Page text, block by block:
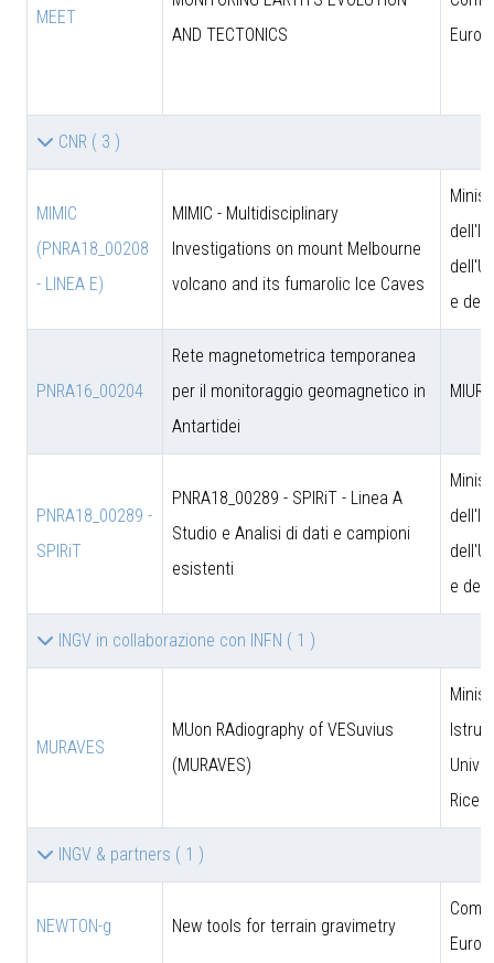
MEET
AND TECTONICS
CNR ( 3 )
MIMIC
(PNRA18_00208
- LINEA E)
MIMIC - Multidisciplinary
Investigations on mount Melbourne
volcano and its fumarolic Ice Caves
e
PNRA16_00204
Rete magnetometrica temporanea
per il monitoraggio geomagnetico in
Antartidei
MIUR
PNRA18_00289 -
SPIRiT
PNRA18_00289 - SPIRiT - Linea A
Studio e Analisi di dati e campioni
esistenti
e
INGV in collaborazione con INFN ( 1 )
MURAVES
MUon RAdiography of VESuvius
(MURAVES)
INGV & partners ( 1 )
NEWTON-g New tools for terrain gravimetry